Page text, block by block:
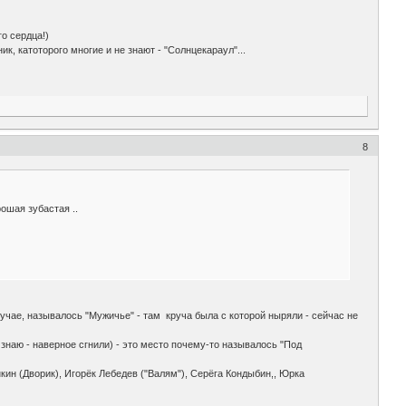
сердца!)
катоторого многие и не знают - "Солнцекараул"...
8
зубастая ..
называлось "Мужичье" - там круча была с которой ныряли - сейчас не
- наверное сгнили) - это место почему-то называлось "Под
(Дворик), Игорёк Лебедев ("Валям"), Серёга Кондыбин,, Юрка